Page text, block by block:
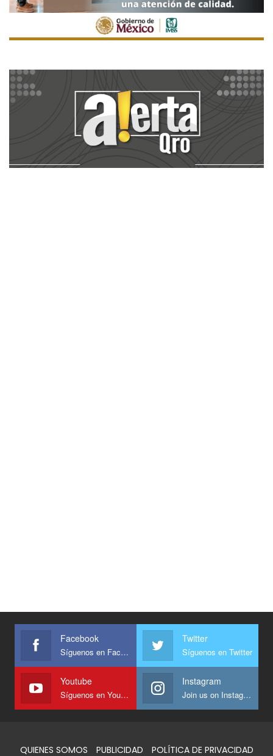
Facebook
Síguenos en Facebook
Twitter
Síguenos en Twitter
Youtube
Síguenos en Youtube
Instagram
Join us on Instagram
QUIENES SOMOS PUBLICIDAD POLÍTICA DE PRIVACIDAD